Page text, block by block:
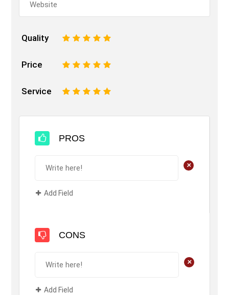
Quality 5
4
3
2
Price 5
4
3
2
Service 5
4
3
2
PROS
+
Add Field
CONS
+
Add Field